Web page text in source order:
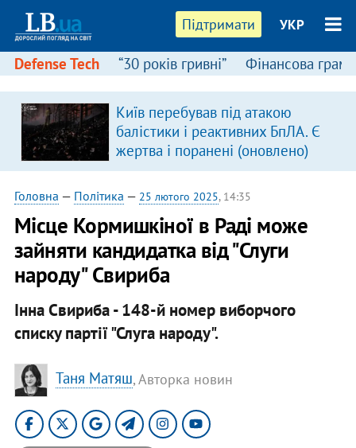
Підтримати УКР
Defense Tech “30 років гривні” Фінансова
Київ перебував під атакою
балістики і реактивних БпЛА. Є
жертва і поранені (оновлено)
Головна — Політика — 25 лютого 2025, 14:35
Місце Кормишкіної в Раді може
зайняти кандидатка від "Слуги
народу" Свириба
Інна Свириба - 148-й номер виборчого
списку партії "Слуга народу".
Таня Матяш, Авторка новин